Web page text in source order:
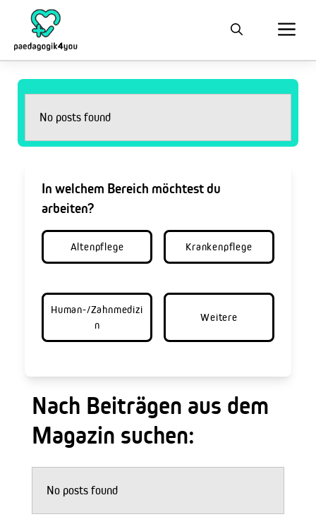
No posts found
In welchem Bereich möchtest du
arbeiten?
Altenpflege Krankenpflege
Human-/Zahnmedizi
n
Weitere
Nach Beiträgen aus dem
Magazin suchen:
No posts found